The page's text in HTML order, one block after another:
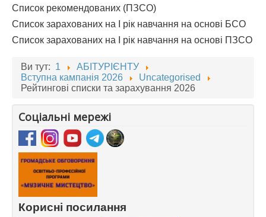
Список рекомендованих (ПЗСО)
Список зарахованих на I рік навчання на основі БСО
Список зарахованих на I рік навчання на основі ПЗСО
Ви тут: 1
АБІТУРІЄНТУ
Вступна кампанія 2026
Uncategorised
Рейтингові списки та зарахування 2026
Соціальні мережі
Корисні посилання